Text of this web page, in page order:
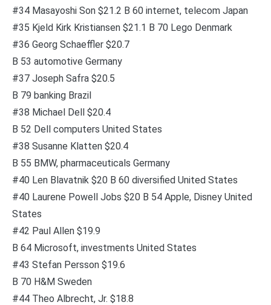
#34 Masayoshi Son $21.2 B 60 internet, telecom Japan
#35 Kjeld Kirk Kristiansen $21.1 B 70 Lego Denmark
#36 Georg Schaeffler $20.7
B 53 automotive Germany
#37 Joseph Safra $20.5
B 79 banking Brazil
#38 Michael Dell $20.4
B 52 Dell computers United States
#38 Susanne Klatten $20.4
B 55 BMW, pharmaceuticals Germany
#40 Len Blavatnik $20 B 60 diversified United States
#40 Laurene Powell Jobs $20 B 54 Apple, Disney United
States
#42 Paul Allen $19.9
B 64 Microsoft, investments United States
#43 Stefan Persson $19.6
B 70 H&M Sweden
#44 Theo Albrecht, Jr. $18.8